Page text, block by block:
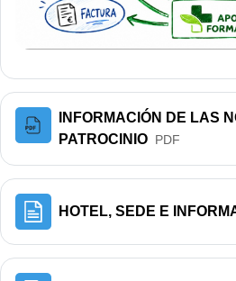
INFORMACIÓN DE LAS
PATROCINIO Archivo
PDF
HOTEL, SEDE E